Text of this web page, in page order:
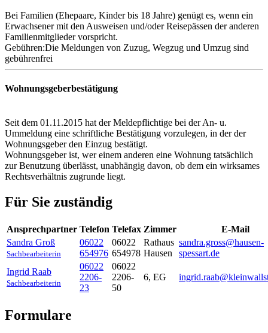
Bei Familien (Ehepaare, Kinder bis 18 Jahre) genügt es, wenn ein
Erwachsener mit den Ausweisen und/oder Reisepässen der anderen
Familienmitglieder vorspricht.
Gebühren:Die Meldungen von Zuzug, Wegzug und Umzug sind
gebührenfrei
Wohnungsgeberbestätigung
Seit dem 01.11.2015 hat der Meldepflichtige bei der An- u.
Ummeldung eine schriftliche Bestätigung vorzulegen, in der der
Wohnungsgeber den Einzug bestätigt.
Wohnungsgeber ist, wer einem anderen eine Wohnung tatsächlich
zur Benutzung überlässt, unabhängig davon, ob dem ein wirksames
Rechtsverhältnis zugrunde liegt.
Für Sie zuständig
Ansprechpartner Telefon Telefax Zimmer
E-Mail
Sandra Groß
Sachbearbeiterin
06022
654976
06022
654978
Rathaus
Hausen
sandra.gross@hausen-
spessart.de
Ingrid Raab
Sachbearbeiterin
06022
2206-
23
06022
2206-
50
6, EG
Formulare